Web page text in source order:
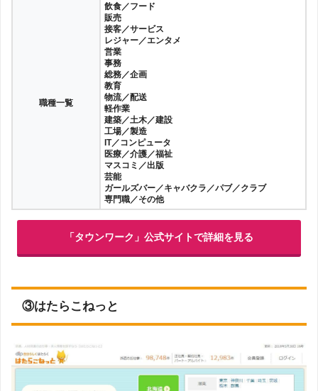
職種一覧
飲食／フード
販売
接客／サービス
レジャー／エンタメ
営業
事務
総務／企画
教育
物流／配送
軽作業
建築／土木／建設
工場／製造
IT／コンピュータ
医療／介護／福祉
マスコミ／出版
芸能
ガールズバー／キャバクラ／パブ／クラブ
専門職／その他
「タウンワーク」公式サイトで詳細を見る
③はたらこねっと